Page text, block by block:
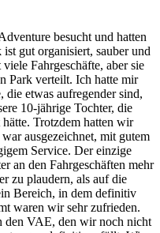
besucht und hatten
gut organisiert, sauber und
Fahrgeschäfte, aber sie
Park verteilt. Ich hatte mir
etwas aufregender sind,
10-jährige Tochter, die
Trotzdem hatten wir
ausgezeichnet, mit gutem
Service. Der einzige
an den Fahrgeschäften mehr
zu plaudern, als auf die
Bereich, in dem definitiv
waren wir sehr zufrieden.
den VAE, den wir noch nicht